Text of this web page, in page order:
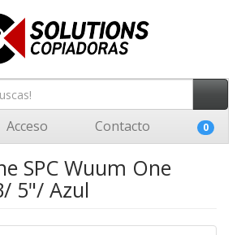
Acceso Contacto 0
SPC Wuum One
5"/ Azul